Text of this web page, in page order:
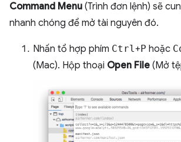
Command Menu (Trình đơn lệnh) sẽ
nhanh chóng để mở tài nguyên đó.
Nhấn tổ hợp phím Ctrl+P hoặc
(Mac). Hộp thoại Open File (Mở